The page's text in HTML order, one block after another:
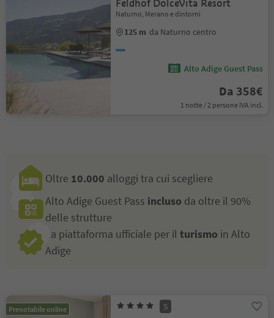
Feldhof DolceVita Resort
Naturno, Merano e dintorni
125 m da Naturno centro
Alto Adige Guest Pass
Da 358€
1 notte / 2 persone IVA incl.
Oltre 10.000 alloggi tra cui scegliere
Alto Adige Guest Pass incluso da oltre il 90%
delle strutture
La piattaforma ufficiale per il turismo in Alto
Adige
Prenotabile online S